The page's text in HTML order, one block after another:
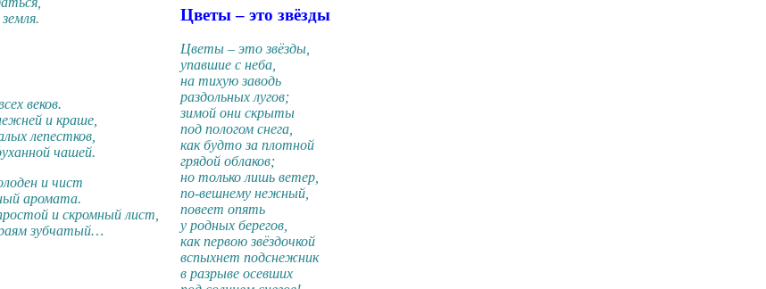
веков.
и краше,
лепестков,
чашей.
и чист
аромата.
и скромный лист,
зубчатый…
Цветы – это звёзды
Цветы – это звёзды,
упавшие с неба,
на тихую заводь
раздольных лугов;
зимой они скрыты
под пологом снега,
как будто за плотной
грядой облаков;
но только лишь ветер,
по-вешнему нежный,
повеет опять
у родных берегов,
как первою звёздочкой
вспыхнет подснежник
в разрыве осевших